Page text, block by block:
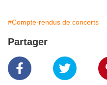
#Compte-rendus de concerts
Partager